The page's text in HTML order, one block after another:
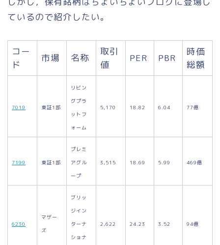
ているので紹介したい。
コー
ド
市場 名称
取引
値
PER PBR
時価
総額
7019 東証1部
リビン
グプラ
ットフ
ォーム
5,170 18.82 6.04 77億
7199 東証1部
プレミ
アグル
ープ
3,515 18.69 5.99 469億
6230
マザー
ズ
ブリッ
ジイン
ターナ
ショナ
2,622 24.23 3.52 94億